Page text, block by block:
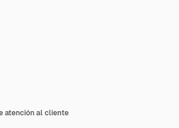
atención al cliente